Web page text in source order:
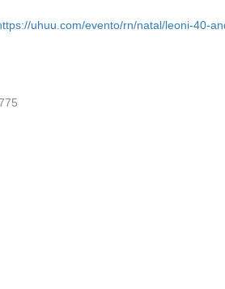
uhuu.com/evento/rn/natal/leoni-40-